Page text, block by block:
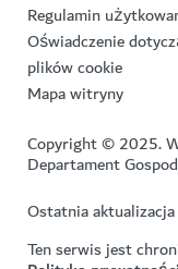
Regulamin
Oświadczenie
plików cookie
Mapa witryny
Copyright © 2025.
Departament
Ostatnia
Ten serwis jest